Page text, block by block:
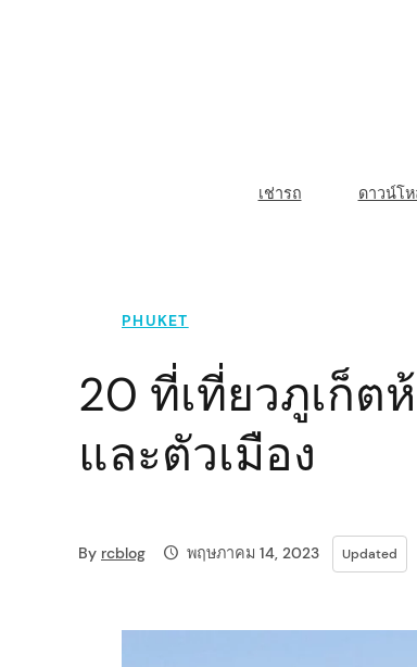
n
N
a
v
g
a
เช่ารถ ดาวน์โ
PHUKET
20 ที่เที่ยวภูเก็ต
และตัวเมือง
By rcblog พฤษภาคม 14, 2023 Updated